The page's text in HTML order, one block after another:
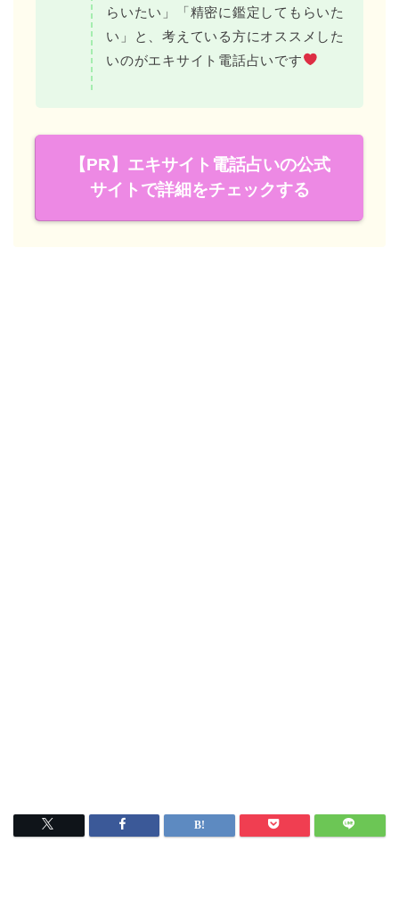
らいたい」「精密に鑑定してもらいた
い」と、考えている方にオススメした
いのがエキサイト電話占いです
【PR】エキサイト電話占いの公式
サイトで詳細をチェックする